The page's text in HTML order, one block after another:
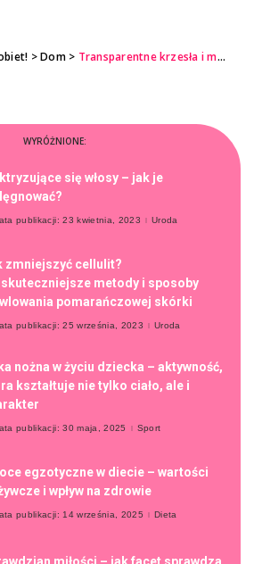
>Dom> Transparentne krzesła i meble – nowy trend w wyposażeniu eleganckich wnętrz
WYRÓŻNIONE:
się włosy – jak je
publikacji: 23 kwietnia, 2023 Uroda
zmniejszyć cellulit?
metody i sposoby
pomarańczowej skórki
publikacji: 25 września, 2023 Uroda
nożna w życiu dziecka – aktywność,
kształtuje nie tylko ciało, ale i
publikacji: 30 maja, 2025 Sport
egzotyczne w diecie – wartości
i wpływ na zdrowie
publikacji: 14 września, 2025 Dieta
miłości – jak facet sprawdza